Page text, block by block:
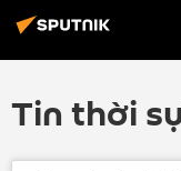
Tin thời